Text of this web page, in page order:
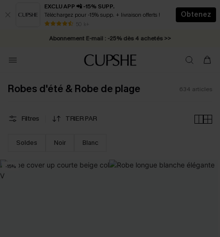
EXCLU APP 📲 -15% SUPP.
Téléchargez pour -15% supp. + livraison offerts !
50 k+
Obtenez
* Livraison éclair 2-3 jours ouvrés >>
Abonnement E-mail : -25% dès 4 achetés >>
Robes d'été & Robe de plage 634 articles
Filtres TRIER PAR
Soldes Noir Blanc
-15%